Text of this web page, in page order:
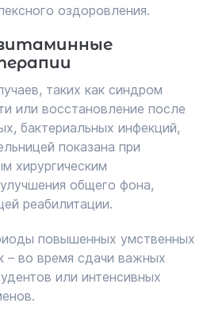
оздоровления.
таких как синдром
или восстановление после
бактериальных инфекций,
показана при
хирургическим
общего фона,
реабилитации.
повышенных умственных
– во время сдачи важных
или интенсивных